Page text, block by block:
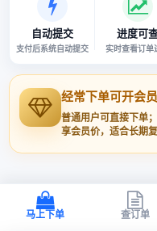
自动提交
支付后系统自动提交
进度可
实时查看订单
经常下单可开会
普通用户可直接下单
享会员价，适合长期复
马上下单 查订单